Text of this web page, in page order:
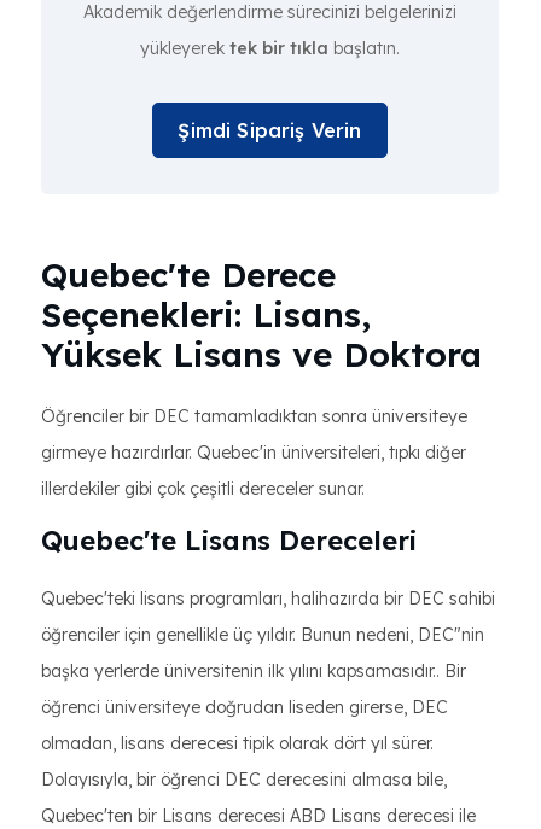
Akademik değerlendirme sürecinizi belgelerinizi
yükleyerek tek bir tıkla başlatın.
Şimdi Sipariş Verin
Quebec'te Derece
Seçenekleri: Lisans,
Yüksek Lisans ve Doktora
Öğrenciler bir DEC tamamladıktan sonra üniversiteye
girmeye hazırdırlar. Quebec'in üniversiteleri, tıpkı diğer
illerdekiler gibi çok çeşitli dereceler sunar.
Quebec'te Lisans Dereceleri
Quebec'teki lisans programları, halihazırda bir DEC sahibi
öğrenciler için genellikle üç yıldır. Bunun nedeni, DEC"nin
başka yerlerde üniversitenin ilk yılını kapsamasıdır.. Bir
öğrenci üniversiteye doğrudan liseden girerse, DEC
olmadan, lisans derecesi tipik olarak dört yıl sürer.
Dolayısıyla, bir öğrenci DEC derecesini almasa bile,
Quebec'ten bir Lisans derecesi ABD Lisans derecesi ile